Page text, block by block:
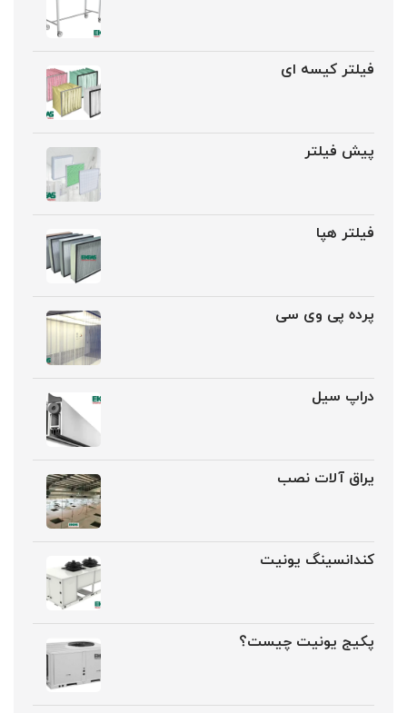
فیلتر کیسه ای
پیش فیلتر
فیلتر هپا
پرده پی وی سی
دراپ سیل
یراق آلات نصب
کندانسینگ یونیت
پکیج یونیت چیست؟